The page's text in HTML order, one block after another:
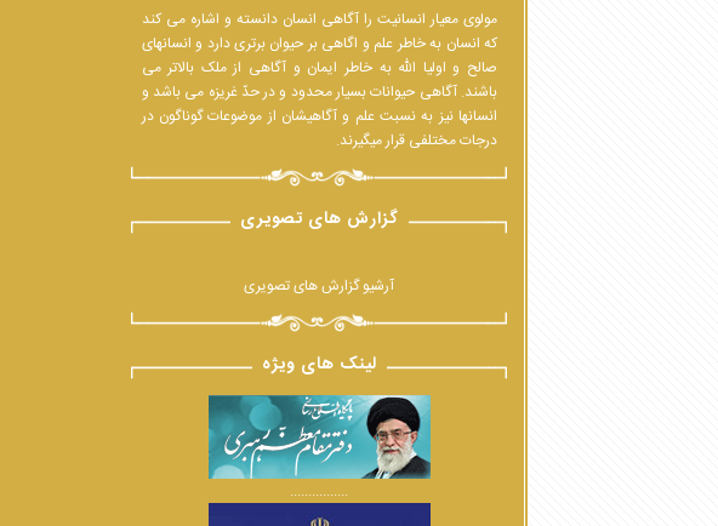
مولوی معیار انسانیت را آگاهی انسان دانسته و اشاره می کند
که انسان به خاطر علم و اگاهی بر حیوان برتری دارد و انسانهای
صالح و اولیا الله به خاطر ایمان و آگاهی از ملک بالاتر می
باشند. آگاهی حیوانات بسیار محدود و در حدّ غریزه می باشد و
انسانها نیز به نسبت علم و آگاهیشان از موضوعات گوناگون در
درجات مختلفی قرار میگیرند.
گزارش های تصویری
آرشیو گزارش های تصویری
لینک های ویژه
................